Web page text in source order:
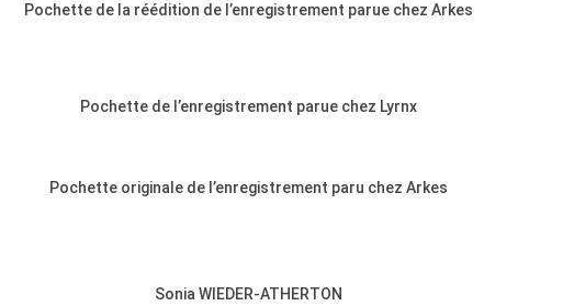
Pochette de la réédition de l’enregistrement parue chez Arkes
Pochette de l’enregistrement parue chez Lyrnx
Pochette originale de l’enregistrement paru chez Arkes
Sonia WIEDER-ATHERTON